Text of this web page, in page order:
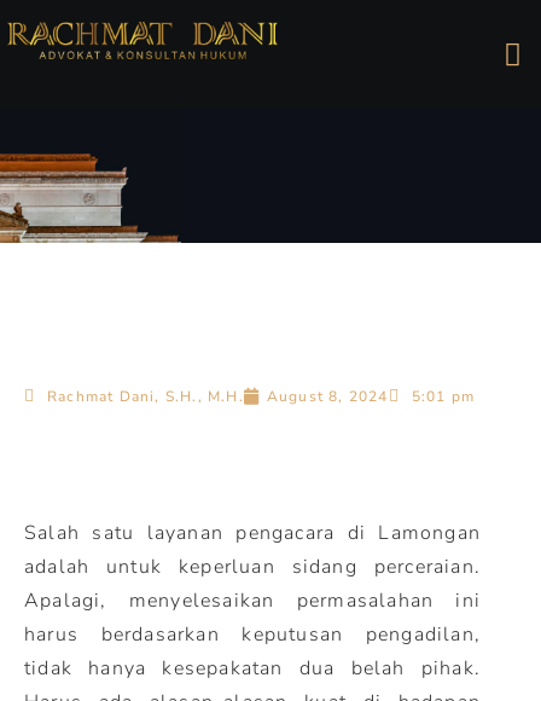
Rachmat Dani, S.H., M.H. August 8, 2024 5:01 pm
Salah satu layanan pengacara di Lamongan
adalah untuk keperluan sidang perceraian.
Apalagi, menyelesaikan permasalahan ini
harus berdasarkan keputusan pengadilan,
tidak hanya kesepakatan dua belah pihak.